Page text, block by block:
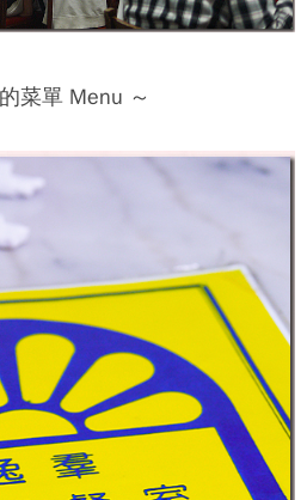
的菜單 Menu ～